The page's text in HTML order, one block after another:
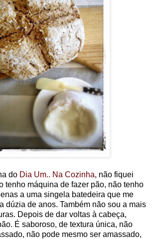
do Dia Um.. Na Cozinha, não fiquei
tenho máquina de fazer pão, não tenho
a uma singela batedeira que me
dúzia de anos. Também não sou a mais
Depois de dar voltas à cabeça,
É saboroso, de textura única, não
não pode mesmo ser amassado,